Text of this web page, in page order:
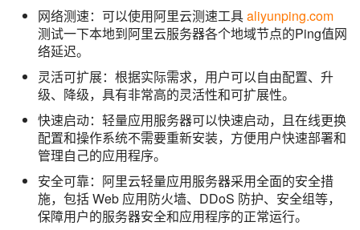
网络测速：可以使用阿里云测速工具aliyunping.com
测试一下本地到阿里云服务器各个地域节点的Ping值网
络延迟。
灵活可扩展：根据实际需求，用户可以自由配置、升
级、降级，具有非常高的灵活性和可扩展性。
快速启动：轻量应用服务器可以快速启动，且在线更换
配置和操作系统不需要重新安装，方便用户快速部署和
管理自己的应用程序。
安全可靠：阿里云轻量应用服务器采用全面的安全措
施，包括 Web 应用防火墙、DDoS 防护、安全组等，
保障用户的服务器安全和应用程序的正常运行。